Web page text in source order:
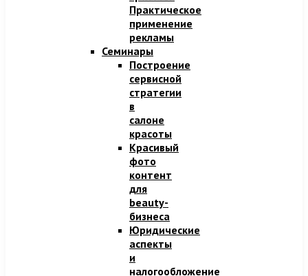
Практическое
применение
рекламы
Семинары
Построение
сервисной
стратегии
в
салоне
красоты
Красивый
фото
контент
для
beauty-
бизнеса
Юридические
аспекты
и
налогообложение